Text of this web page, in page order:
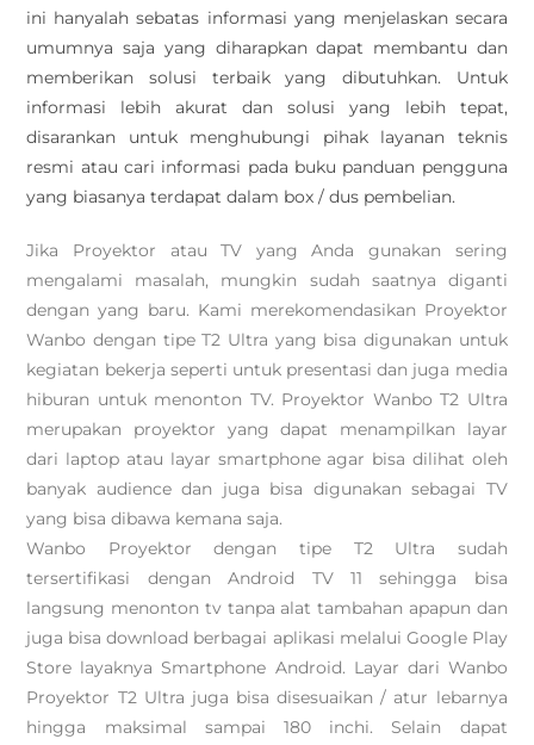
ini hanyalah sebatas informasi yang menjelaskan secara
umumnya saja yang diharapkan dapat membantu dan
memberikan solusi terbaik yang dibutuhkan. Untuk
informasi lebih akurat dan solusi yang lebih tepat,
disarankan untuk menghubungi pihak layanan teknis
resmi atau cari informasi pada buku panduan pengguna
yang biasanya terdapat dalam box / dus pembelian.
Jika Proyektor atau TV yang Anda gunakan sering
mengalami masalah, mungkin sudah saatnya diganti
dengan yang baru. Kami merekomendasikan Proyektor
Wanbo dengan tipe T2 Ultra yang bisa digunakan untuk
kegiatan bekerja seperti untuk presentasi dan juga media
hiburan untuk menonton TV. Proyektor Wanbo T2 Ultra
merupakan proyektor yang dapat menampilkan layar
dari laptop atau layar smartphone agar bisa dilihat oleh
banyak audience dan juga bisa digunakan sebagai TV
yang bisa dibawa kemana saja.
Wanbo Proyektor dengan tipe T2 Ultra sudah
tersertifikasi dengan Android TV 11 sehingga bisa
langsung menonton tv tanpa alat tambahan apapun dan
juga bisa download berbagai aplikasi melalui Google Play
Store layaknya Smartphone Android. Layar dari Wanbo
Proyektor T2 Ultra juga bisa disesuaikan / atur lebarnya
hingga maksimal sampai 180 inchi. Selain dapat